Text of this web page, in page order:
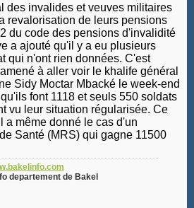
des invalides et veuves militaires
revalorisation de leurs pensions
du code des pensions d'invalidité
a ajouté qu'il y a eu plusieurs
qui n'ont rien données. C'est
à aller voir le khalife général
Sidy Moctar Mbacké le week-end
font 1118 et seuls 550 soldats
vu leur situation régularisée. Ce
a même donné le cas d'un
Santé (MRS) qui gagne 11500
departement de Bakel